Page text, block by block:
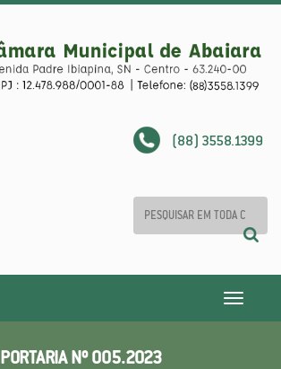
(88) 3558.1399
Toggle
PORTARIA Nº 005.2023